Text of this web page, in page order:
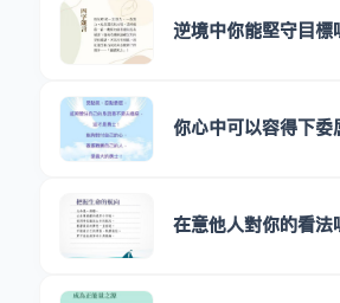
逆境中你能堅守目標
你心中可以容得下委
在意他人對你的看法